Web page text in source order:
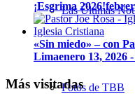
Las Últimas
Fotos de TBB
¡Esgrima 2026!
«Sin miedo» – con
Limaenero 13, 2026
Más visitadas